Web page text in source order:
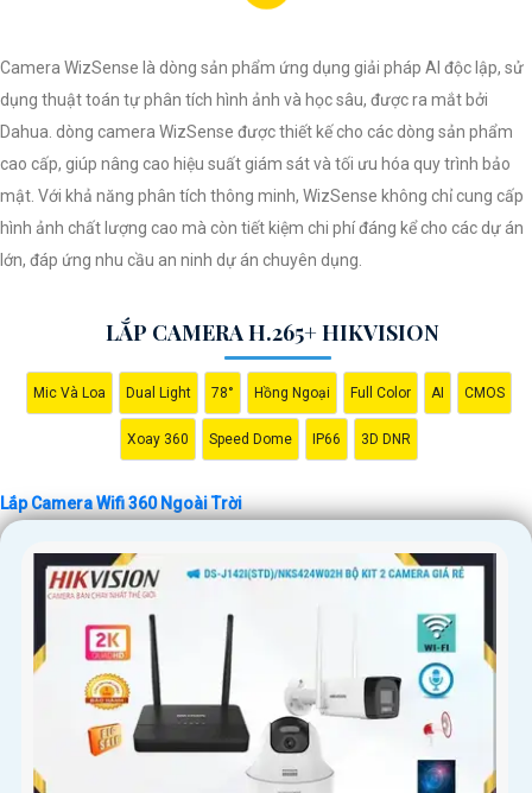
Camera được thiết kế chắc chắn, chống nước và chống bụi giúp camera
ngoài trời, bạn có thể yên tâm mà không cần lo lắng về việc bị xâm nhập
hoặc mất trội tài sản.
Camera WizSense là dòng sản phẩm ứng dụng giải pháp AI độc lập, sử
dụng thuật toán tự phân tích hình ảnh và học sâu, được ra mắt bởi
Dahua. dòng camera WizSense được thiết kế cho các dòng sản phẩm
cao cấp, giúp nâng cao hiệu suất giám sát và tối ưu hóa quy trình bảo
mật. Với khả năng phân tích thông minh, WizSense không chỉ cung cấp
hình ảnh chất lượng cao mà còn tiết kiệm chi phí đáng kể cho các dự án
lớn, đáp ứng nhu cầu an ninh dự án chuyên dụng.
LẮP CAMERA H.265+ HIKVISION
Mic Và Loa Dual Light 78° Hồng Ngoại Full Color AI CMOS
Xoay 360 Speed Dome IP66 3D DNR
Lắp Camera Wifi 360 Ngoài Trời